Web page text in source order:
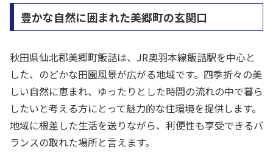
豊かな自然に囲まれた美郷町の玄関口
秋田県仙北郡美郷町飯詰は、JR奥羽本線飯詰駅を中心と
した、のどかな田園風景が広がる地域です。四季折々の美
しい自然に恵まれ、ゆったりとした時間の流れの中で暮ら
したいと考える方にとって魅力的な住環境を提供します。
地域に根差した生活を送りながら、利便性も享受できるバ
ランスの取れた場所と言えます。